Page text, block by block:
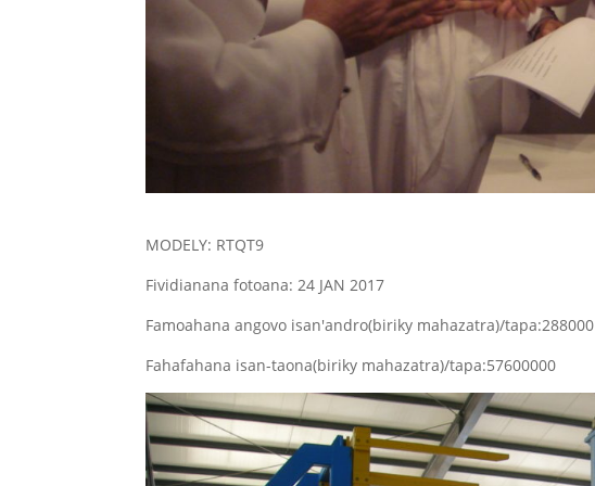
MODELY: RTQT9
Fividianana fotoana: 24 JAN 2017
Famoahana angovo isan'andro(biriky mahazatra)/tapa:288000
Fahafahana isan-taona(biriky mahazatra)/tapa:57600000